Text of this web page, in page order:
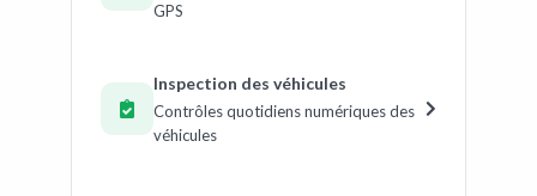
GPS
Inspection des véhicules
Contrôles quotidiens numériques des
véhicules